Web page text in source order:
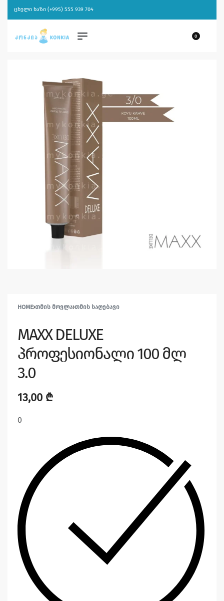
ცხელი ხაზი (+995) 555 939 704
0
HOME›ᲗᲛᲘᲡ ᲛᲝᲕᲚᲐ›ᲗᲛᲘᲡ ᲡᲐᲦᲔᲑᲐᲕᲘ
MAXX DELUXE
პროფესიონალი 100 მლ
3.0
13,00 ₾
0